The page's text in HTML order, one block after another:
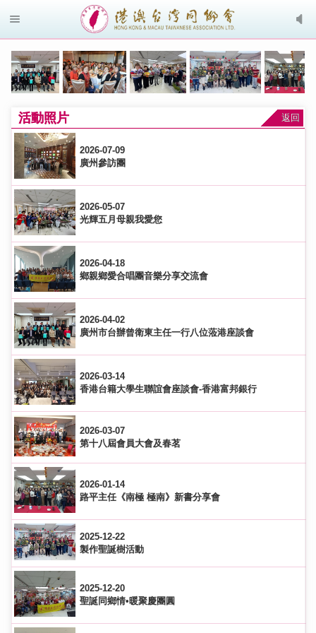
活動照片 返回
2026-07-09
廣州參訪團
2026-05-07
光輝五月母親我愛您
2026-04-18
鄉親鄉愛合唱團音樂分享交流會
2026-04-02
廣州市台辦曾衛東主任一行八位蒞港座談會
2026-03-14
香港台籍大學生聯誼會座談會-香港富邦銀行
2026-03-07
第十八屆會員大會及春茗
2026-01-14
路平主任《南極 極南》新書分享會
2025-12-22
製作聖誕樹活動
2025-12-20
聖誕同鄉情•暖聚慶團圓